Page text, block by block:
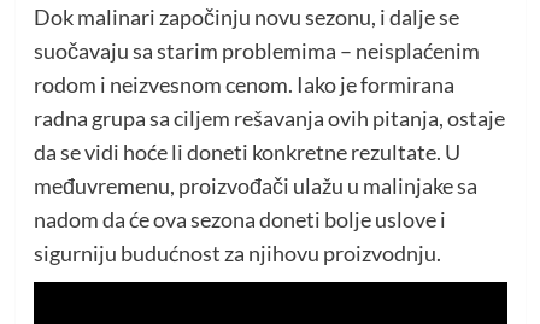
Dok malinari započinju novu sezonu, i dalje se
suočavaju sa starim problemima – neisplaćenim
rodom i neizvesnom cenom. Iako je formirana
radna grupa sa ciljem rešavanja ovih pitanja, ostaje
da se vidi hoće li doneti konkretne rezultate. U
međuvremenu, proizvođači ulažu u malinjake sa
nadom da će ova sezona doneti bolje uslove i
sigurniju budućnost za njihovu proizvodnju.